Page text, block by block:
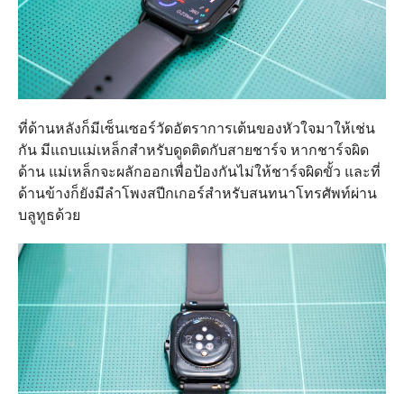
ที่ด้านหลังก็มีเซ็นเซอร์วัดอัตราการเต้นของหัวใจมาให้เช่น
กัน มีแถบแม่เหล็กสำหรับดูดติดกับสายชาร์จ หากชาร์จผิด
ด้าน แม่เหล็กจะผลักออกเพื่อป้องกันไม่ให้ชาร์จผิดขั้ว และที่
ด้านข้างก็ยังมีลำโพงสปีกเกอร์สำหรับสนทนาโทรศัพท์ผ่าน
บลูทูธด้วย